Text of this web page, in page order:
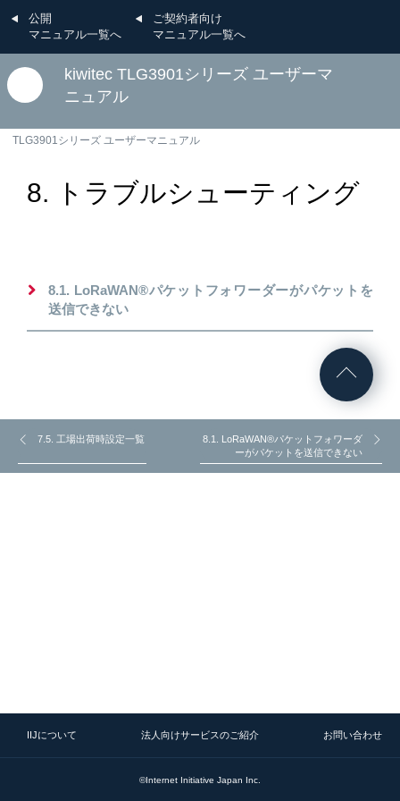
公開
マニュアル一覧へ
ご契約者向け
マニュアル一覧へ
kiwitec TLG3901シリーズ ユーザーマ
ニュアル
TLG3901シリーズ ユーザーマニュアル
8. トラブルシューティング
8.1. LoRaWAN®パケットフォワーダーがパケットを
送信できない
7.5. 工場出荷時設定一覧
8.1. LoRaWAN®パケットフォワーダ
ーがパケットを送信できない
IIJについて 法人向けサービスのご紹介 お問い合わせ
©Internet Initiative Japan Inc.